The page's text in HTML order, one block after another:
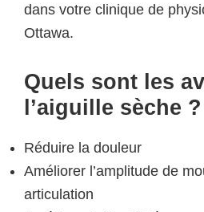
dans votre clinique de
Ottawa.
Quels sont les
l’aiguille sèche ?
Réduire la douleur
Améliorer l’amplitude de
articulation